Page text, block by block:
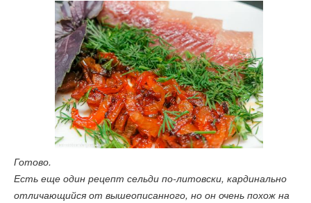
Готово.
Есть еще один рецепт сельди по-литовски, кардинально
отличающийся от вышеописанного, но он очень похож на